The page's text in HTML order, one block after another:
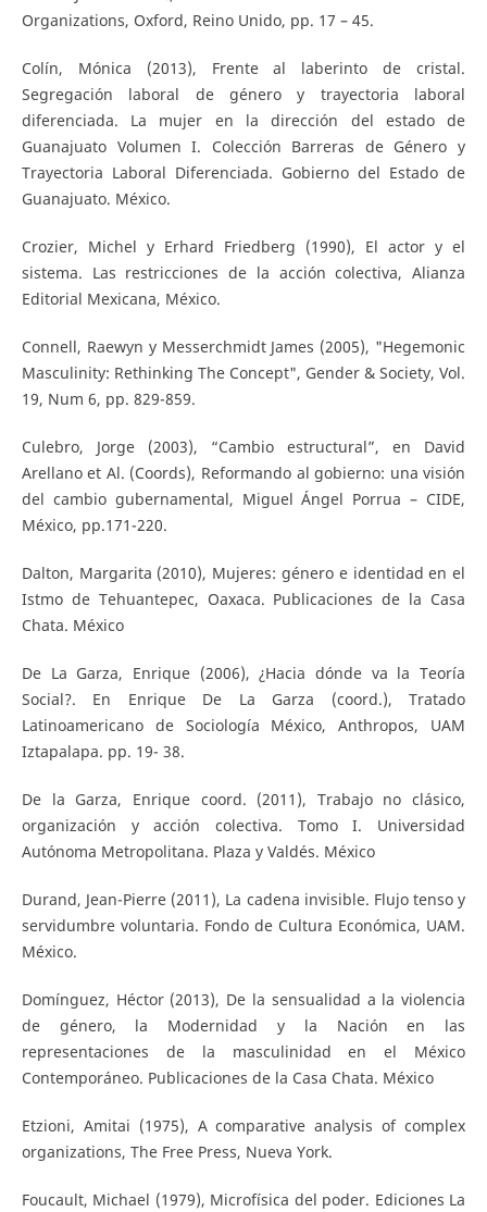
Organizations, Oxford, Reino Unido, pp. 17 – 45.
Colín, Mónica (2013), Frente al laberinto de cristal.
Segregación laboral de género y trayectoria laboral
diferenciada. La mujer en la dirección del estado de
Guanajuato Volumen I. Colección Barreras de Género y
Trayectoria Laboral Diferenciada. Gobierno del Estado de
Guanajuato. México.
Crozier, Michel y Erhard Friedberg (1990), El actor y el
sistema. Las restricciones de la acción colectiva, Alianza
Editorial Mexicana, México.
Connell, Raewyn y Messerchmidt James (2005), "Hegemonic
Masculinity: Rethinking The Concept", Gender & Society, Vol.
19, Num 6, pp. 829-859.
Culebro, Jorge (2003), “Cambio estructural”, en David
Arellano et Al. (Coords), Reformando al gobierno: una visión
del cambio gubernamental, Miguel Ángel Porrua – CIDE,
México, pp.171-220.
Dalton, Margarita (2010), Mujeres: género e identidad en el
Istmo de Tehuantepec, Oaxaca. Publicaciones de la Casa
Chata. México
De La Garza, Enrique (2006), ¿Hacia dónde va la Teoría
Social?. En Enrique De La Garza (coord.), Tratado
Latinoamericano de Sociología México, Anthropos, UAM
Iztapalapa. pp. 19- 38.
De la Garza, Enrique coord. (2011), Trabajo no clásico,
organización y acción colectiva. Tomo I. Universidad
Autónoma Metropolitana. Plaza y Valdés. México
Durand, Jean-Pierre (2011), La cadena invisible. Flujo tenso y
servidumbre voluntaria. Fondo de Cultura Económica, UAM.
México.
Domínguez, Héctor (2013), De la sensualidad a la violencia
de género, la Modernidad y la Nación en las
representaciones de la masculinidad en el México
Contemporáneo. Publicaciones de la Casa Chata. México
Etzioni, Amitai (1975), A comparative analysis of complex
organizations, The Free Press, Nueva York.
Foucault, Michael (1979), Microfísica del poder. Ediciones La